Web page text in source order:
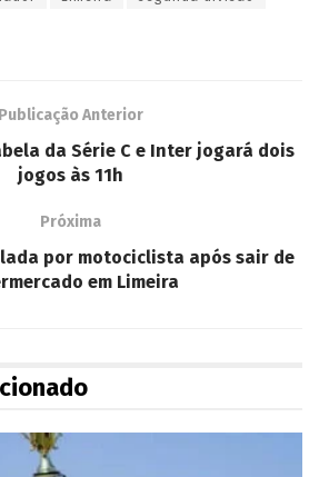
Publicação Anterior
da Série C e Inter jogará dois
jogos às 11h
Próxima
por motociclista após sair de
em Limeira